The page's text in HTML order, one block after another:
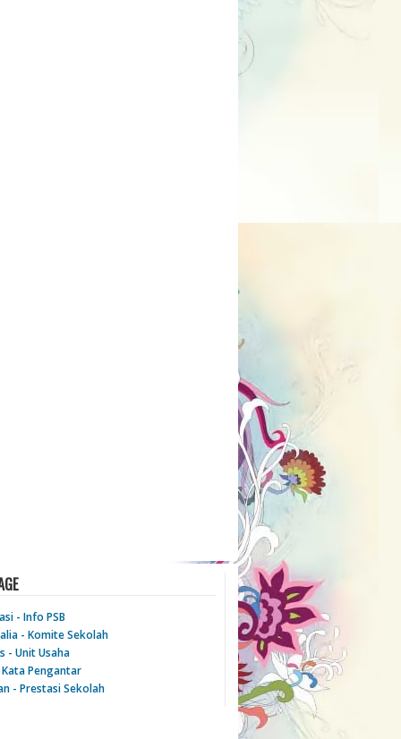
- Info PSB
- Komite Sekolah
- Unit Usaha
Pengantar
- Prestasi Sekolah